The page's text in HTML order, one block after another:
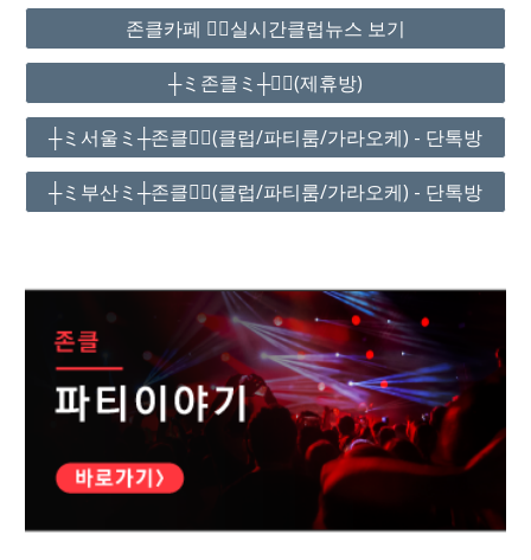
존클카페 ❤️‍🔥실시간클럽뉴스 보기
┼ミ존클ミ┼❤️‍🔥(제휴방)
┼ミ서울ミ┼존클❤️‍🔥(클럽/파티룸/가라오케) - 단톡방
┼ミ부산ミ┼존클❤️‍🔥(클럽/파티룸/가라오케) - 단톡방